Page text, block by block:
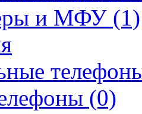
и МФУ (1)
(0)